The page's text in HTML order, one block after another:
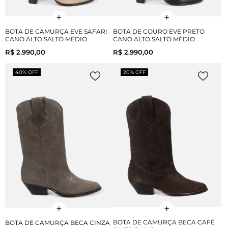
BOTA DE CAMURÇA EVE SAFARI
CANO ALTO SALTO MÉDIO
R$ 2.990,00
BOTA DE COURO EVE PRETO
CANO ALTO SALTO MÉDIO
R$ 2.990,00
40% OFF
BOTA DE CAMURÇA BECA CINZA
20% OFF
BOTA DE CAMURÇA BECA CAFÉ